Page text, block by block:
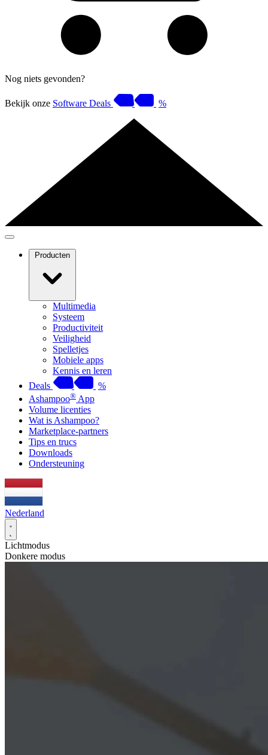
Nog niets gevonden?
Bekijk onze Software Deals %
Producten
Multimedia
Systeem
Productiviteit
Veiligheid
Spelletjes
Mobiele apps
Kennis en leren
Deals
%
Ashampoo® App
Volume licenties
Wat is Ashampoo?
Marketplace-partners
Tips en trucs
Downloads
Ondersteuning
Nederland
Lichtmodus
Donkere modus